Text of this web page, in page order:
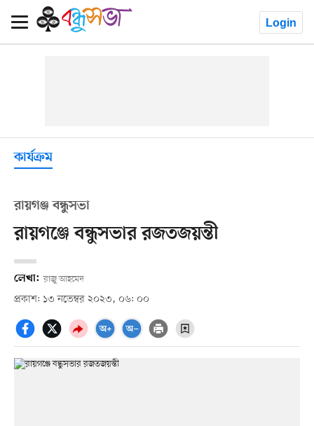
Login
কার্যক্রম
রায়গঞ্জ বন্ধুসভা
রায়গঞ্জে বন্ধুসভার রজতজয়ন্তী
লেখা: রাজু আহমেদ
প্রকাশ: ১৩ নভেম্বর ২০২৩, ০৬: ০০